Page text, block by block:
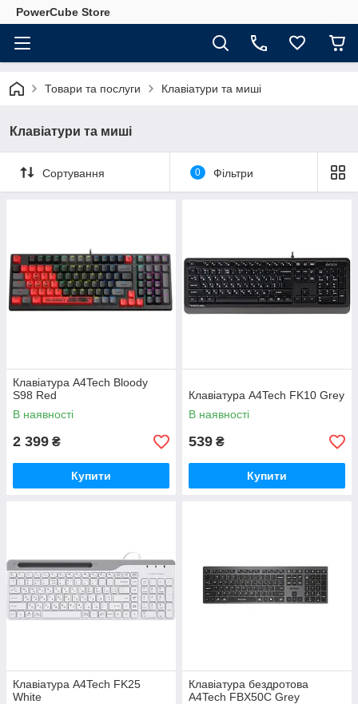
PowerCube Store
Товари та послуги Клавіатури та миші
Клавіатури та миші
Сортування 0 Фільтри
Клавіатура A4Tech Bloody
S98 Red
В наявності
2 399 ₴
Купити
Клавіатура A4Tech FK10 Grey
В наявності
539 ₴
Купити
Клавіатура A4Tech FK25
White
Клавіатура бездротова
A4Tech FBX50C Grey